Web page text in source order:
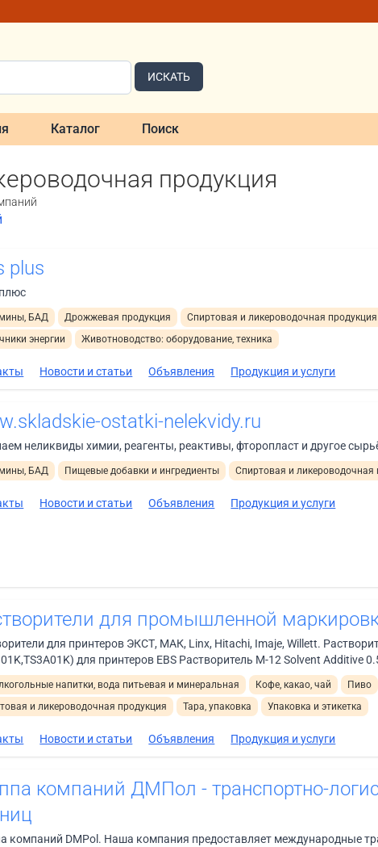
ИСКАТЬ
Каталог Поиск
продукция
plus
БАД Дрожжевая продукция Спиртовая и ликероводочная продукция
энергии
Животноводство: оборудование, техника
Новости и статьи Объявления Продукция и услуги
ostatki-nelekvidy.ru
неликвиды химии, реагенты, реактивы, фторопласт и другое
БАД Пищевые добавки и ингредиенты Спиртовая и ликероводочная
Новости и статьи Объявления Продукция и услуги
для промышленной
для принтеров ЭКСТ, МАК, Linx, Hitachi, Imaje, Willett.
для принтеров EBS Растворитель M-12 Solvent Additive
напитки, вода питьевая и минеральная Кофе, какао, чай Пиво
и ликероводочная продукция
Тара, упаковка Упаковка и этикетка
Новости и статьи Объявления Продукция и услуги
компаний ДМПол - транспортно-
компаний DMPol. Наша компания предоставляет международные